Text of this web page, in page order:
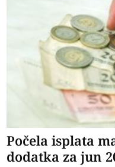
Počela isplata
dodatka za jun